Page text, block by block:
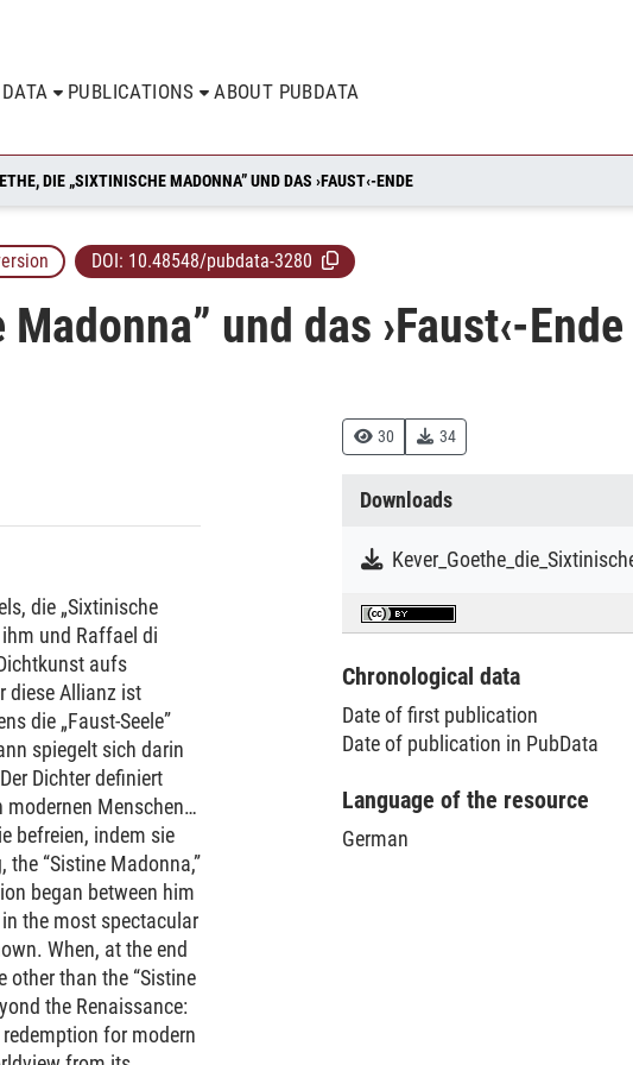
PUBLICATIONS ABOUT PUBDATA
DIE „SIXTINISCHE MADONNA” UND DAS ›FAUST‹-ENDE
DOI: 10.48548/pubdata-3280
und das ›Faust‹-Ende
30 34
Downloads
Chronological data
Date of first publication
Date of publication in PubData
Language of the resource
German
die „Sixtinische
und Raffael di
aufs
diese Allianz ist
die „Faust-Seele”
spiegelt sich darin
Dichter definiert
modernen Menschen.
befreien, indem sie
“Sistine Madonna,”
began between him
the most spectacular
When, at the end
other than the “Sistine
the Renaissance:
for modern